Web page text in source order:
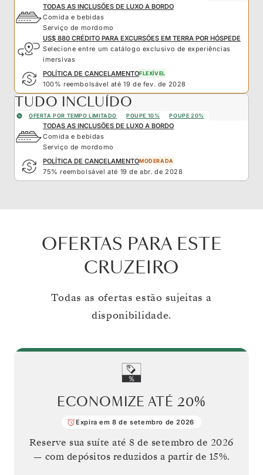
TODAS AS INCLUSÕES DE LUXO A BORDO
Comida e bebidas
Serviço de mordomo
US$ 880 CRÉDITO PARA EXCURSÕES EM TERRA POR HÓSPEDE
Selecione entre um catálogo exclusivo de experiências
imersivas
POLÍTICA DE CANCELAMENTOFLEXÍVEL
100% reembolsável até 19 de fev. de 2028
TUDO INCLUÍDO
OFERTA POR TEMPO LIMITADO POUPE 10% POUPE 20%
TODAS AS INCLUSÕES DE LUXO A BORDO
Comida e bebidas
Serviço de mordomo
POLÍTICA DE CANCELAMENTOMODERADA
75% reembolsável até 19 de abr. de 2028
OFERTAS PARA ESTE
CRUZEIRO
Todas as ofertas estão sujeitas a
disponibilidade.
ECONOMIZE ATÉ 20%
Expira em 8 de setembro de 2026
Reserve sua suíte até8 de setembro de 2026
— com depósitos reduzidos a partir de 15%.